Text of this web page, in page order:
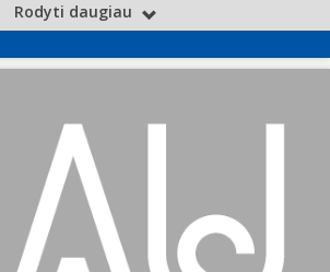
Rodyti daugiau